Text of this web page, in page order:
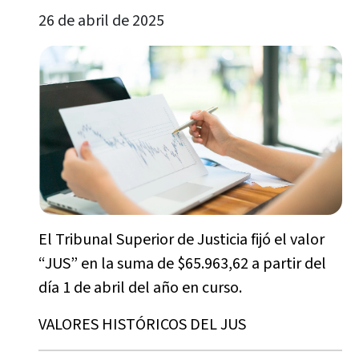
26 de abril de 2025
El Tribunal Superior de Justicia fijó el valor
“JUS” en la suma de $65.963,62 a partir del
día 1 de abril del año en curso.
VALORES HISTÓRICOS DEL JUS